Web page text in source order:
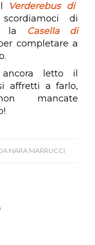
Verderebus di
di
la
Casella di
completare a
letto il
affretti a farlo,
mancate
NARA MARRUCCI